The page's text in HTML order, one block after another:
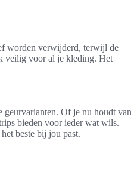
worden verwijderd, terwijl de
veilig voor al je kleding. Het
geurvarianten. Of je nu houdt van
bieden voor ieder wat wils.
beste bij jou past.